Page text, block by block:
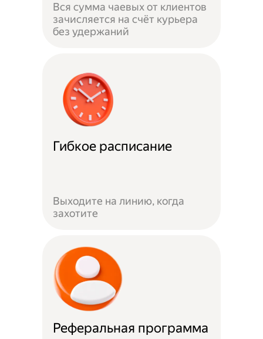
Вся сумма чаевых от клиентов
зачисляется на счёт курьера
без удержаний
Гибкое расписание
Выходите на линию, когда
захотите
Реферальная программа